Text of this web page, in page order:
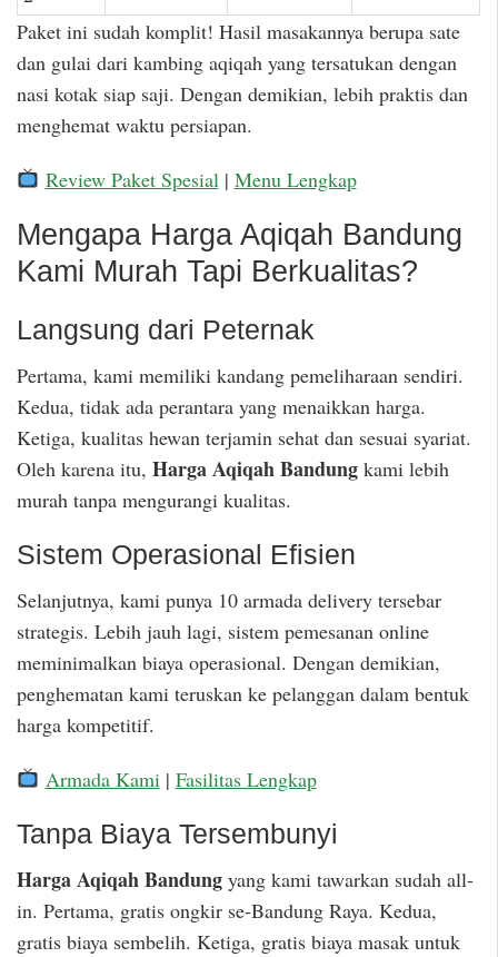
Paket ini sudah komplit! Hasil masakannya berupa sate
dan gulai dari kambing aqiqah yang tersatukan dengan
nasi kotak siap saji. Dengan demikian, lebih praktis dan
menghemat waktu persiapan.
Review Paket Spesial | Menu Lengkap
Mengapa Harga Aqiqah Bandung
Kami Murah Tapi Berkualitas?
Langsung dari Peternak
Pertama, kami memiliki kandang pemeliharaan sendiri.
Kedua, tidak ada perantara yang menaikkan harga.
Ketiga, kualitas hewan terjamin sehat dan sesuai syariat.
Oleh karena itu, Harga Aqiqah Bandung kami lebih
murah tanpa mengurangi kualitas.
Sistem Operasional Efisien
Selanjutnya, kami punya 10 armada delivery tersebar
strategis. Lebih jauh lagi, sistem pemesanan online
meminimalkan biaya operasional. Dengan demikian,
penghematan kami teruskan ke pelanggan dalam bentuk
harga kompetitif.
Armada Kami | Fasilitas Lengkap
Tanpa Biaya Tersembunyi
Harga Aqiqah Bandung yang kami tawarkan sudah all-
in. Pertama, gratis ongkir se-Bandung Raya. Kedua,
gratis biaya sembelih. Ketiga, gratis biaya masak untuk